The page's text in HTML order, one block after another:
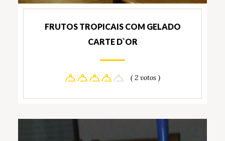
FRUTOS TROPICAIS COM GELADO
CARTE D`OR
( 2 votos )